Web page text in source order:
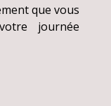
que vous
journée